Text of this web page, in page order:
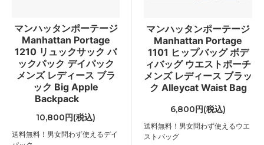
マンハッタンポーテージ
Manhattan Portage
1210 リュックサック バ
ックパック デイパック
メンズ レディース ブラ
ック Big Apple
Backpack
10,800円(税込)
送料無料！男女問わず使えるデイ
マンハッタンポーテージ
Manhattan Portage
1101 ヒップバッグ ボデ
ィバッグ ウエストポーチ
メンズ レディース ブラッ
ク Alleycat Waist Bag
6,800円(税込)
送料無料！男女問わず使えるウエ
ストバッグ